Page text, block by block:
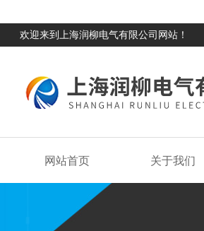
欢迎来到上海润柳电气有限公司网站！
网站首页 关于我们